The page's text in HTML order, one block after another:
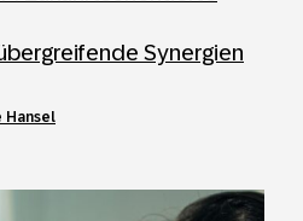
Synergien
Hansel